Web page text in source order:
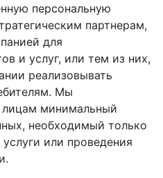
персональную
партнерам,
для
и услуг, или тем из них,
реализовывать
Мы
лицам минимальный
необходимый только
или проведения